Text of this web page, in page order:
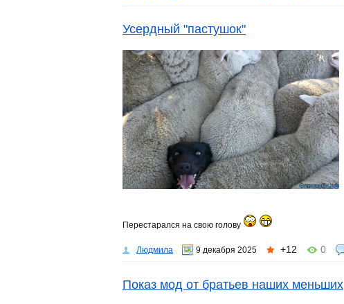
Усердный "пастушок"
Перестарался на свою голову
Людмила 9 декабря 2025 +12 0
Показ мод от братьев наших меньших